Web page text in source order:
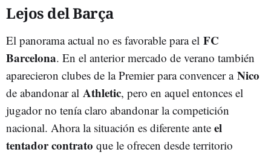
Lejos del Barça
El panorama actual no es favorable para el FC
Barcelona. En el anterior mercado de verano también
aparecieron clubes de la Premier para convencer a Nico
de abandonar al Athletic, pero en aquel entonces el
jugador no tenía claro abandonar la competición
nacional. Ahora la situación es diferente ante el
tentador contrato que le ofrecen desde territorio